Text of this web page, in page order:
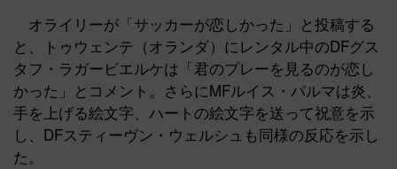
オライリーが「サッカーが恋しかった」と投稿する
と、トゥウェンテ（オランダ）にレンタル中のDFグス
タフ・ラガービエルケは「君のプレーを見るのが恋し
かった」とコメント。さらにMFルイス・パルマは炎、
手を上げる絵文字、ハートの絵文字を送って祝意を示
し、DFスティーヴン・ウェルシュも同様の反応を示し
た。